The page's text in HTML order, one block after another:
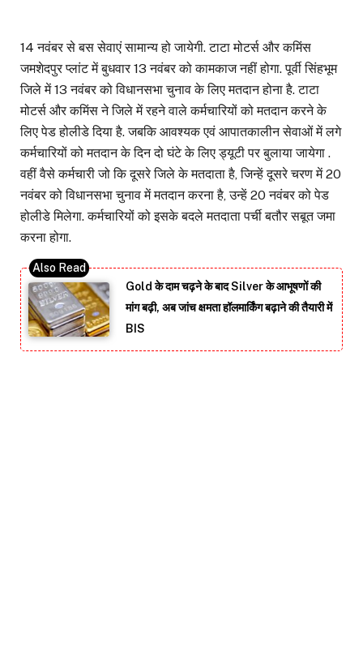
14 नवंबर से बस सेवाएं सामान्य हो जायेगी. टाटा मोटर्स और कमिंस
जमशेदपुर प्लांट में बुधवार 13 नवंबर को कामकाज नहीं होगा. पूर्वी सिंहभूम
जिले में 13 नवंबर को विधानसभा चुनाव के लिए मतदान होना है. टाटा
मोटर्स और कमिंस ने जिले में रहने वाले कर्मचारियों को मतदान करने के
लिए पेड होलीडे दिया है. जबकि आवश्यक एवं आपातकालीन सेवाओं में लगे
कर्मचारियों को मतदान के दिन दो घंटे के लिए ड्यूटी पर बुलाया जायेगा .
वहीं वैसे कर्मचारी जो कि दूसरे जिले के मतदाता है, जिन्हें दूसरे चरण में 20
नवंबर को विधानसभा चुनाव में मतदान करना है, उन्हें 20 नवंबर को पेड
होलीडे मिलेगा. कर्मचारियों को इसके बदले मतदाता पर्ची बतौर सबूत जमा
करना होगा.
Gold के दाम चढ़ने के बाद Silver के आभूषणों की
मांग बढ़ी, अब जांच क्षमता हॉलमार्किंग बढ़ाने की तैयारी में
BIS